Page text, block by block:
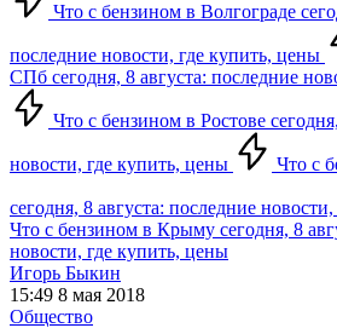
Что с бензином в Волгограде
последние новости, где купить, цены
СПб сегодня, 8 августа: последние
Что с бензином в Ростове
новости, где купить, цены Что с
сегодня, 8 августа: последние
Что с бензином в Крыму сегодня, 8
новости, где купить, цены
Игорь Быкин
15:49 8 мая 2018
Общество